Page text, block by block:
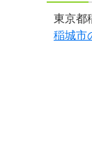
東京都
稲城市